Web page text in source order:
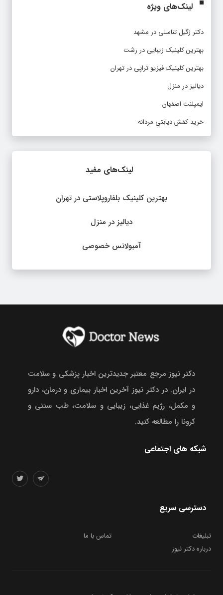
لینک‌های ویژه
دکتر زگیل تناسلی در مشهد
بهترین کلینیک زیبایی در رشت
بهترین کلینیک فیزیو تراپی در تهران
دیالیز در منزل
ایمپلنت اصفهان
خرید کفش دیابتی مردانه
لینک‌های مفید
بهترین کلینیک بلفاروپلاستی در تهران
دیالیز در منزل
آمبولانس خصوصی
دکتر نیوز مرجع معتبر جدیدترین اخبار پزشکی و سلامت
در ایران. در دکتر نیوز آخرین اخبار بیماری و درمان، دارو
و مکمل، رژیم غذایی، زیبایی و سلامت، طب سنتی و
کرونا را مطالعه کنید.
شبکه های اجتماعی
دسترسی سریع
تبلیغات
تماس با ما
درباره دکتر نیوز